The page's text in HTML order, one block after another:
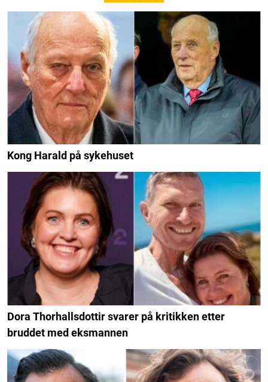
Kong Harald på sykehuset
Dora Thorhallsdottir svarer på kritikken etter
bruddet med eksmannen